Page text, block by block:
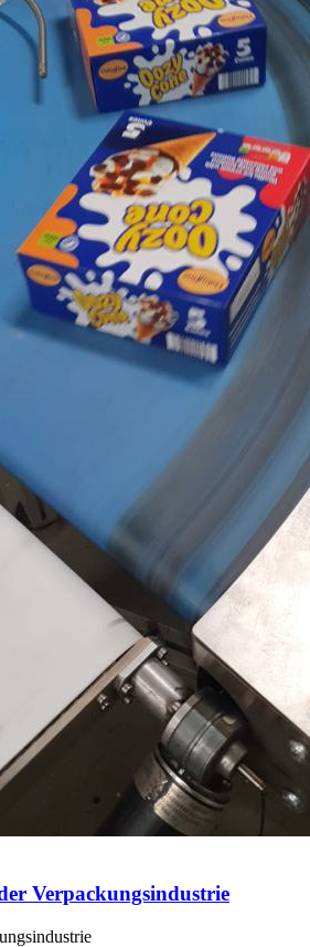
Verpackungsindustrie